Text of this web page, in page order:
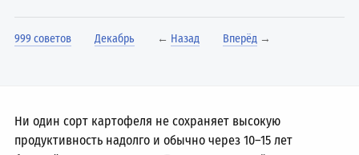
999 советов Декабрь ← Назад Вперёд→
Ни один сорт картофеля не сохраняет высокую
продуктивность надолго и обычно через10–15 лет